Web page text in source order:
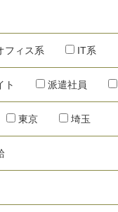
フィス系 IT系
ト 派遣社員
東京 埼玉